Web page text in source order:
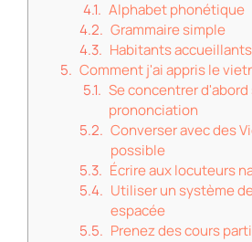
Alphabet phonétique
Grammaire simple
Habitants accueillants
Comment j'ai appris le
Se concentrer d'abord
prononciation
Converser avec des
possible
Écrire aux locuteurs
Utiliser un système
espacée
Prenez des cours